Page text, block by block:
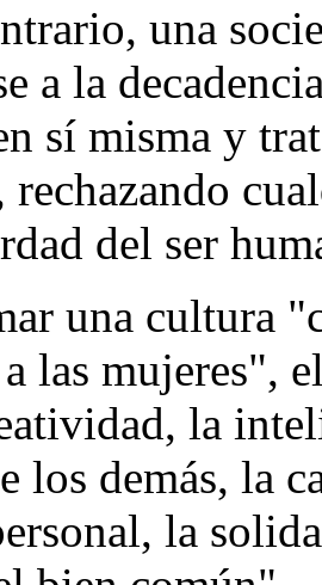
una
a la
sí misma y
rechazando
del ser
una cultura
las mujeres",
la
los demás, la
la